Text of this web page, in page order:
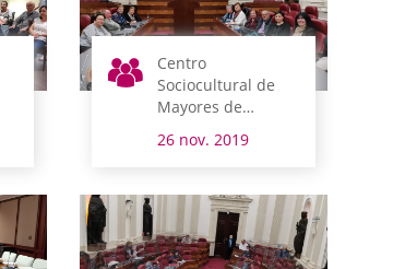
Centro
Sociocultural de
Mayores de
26 nov. 2019